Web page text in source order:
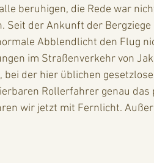
beruhigen, die Rede war
Seit der Ankunft der
Abblendlicht den Flug
im Straßenverkehr von
bei der hier üblichen
Rollerfahrer genau
wir jetzt mit Fernlicht.